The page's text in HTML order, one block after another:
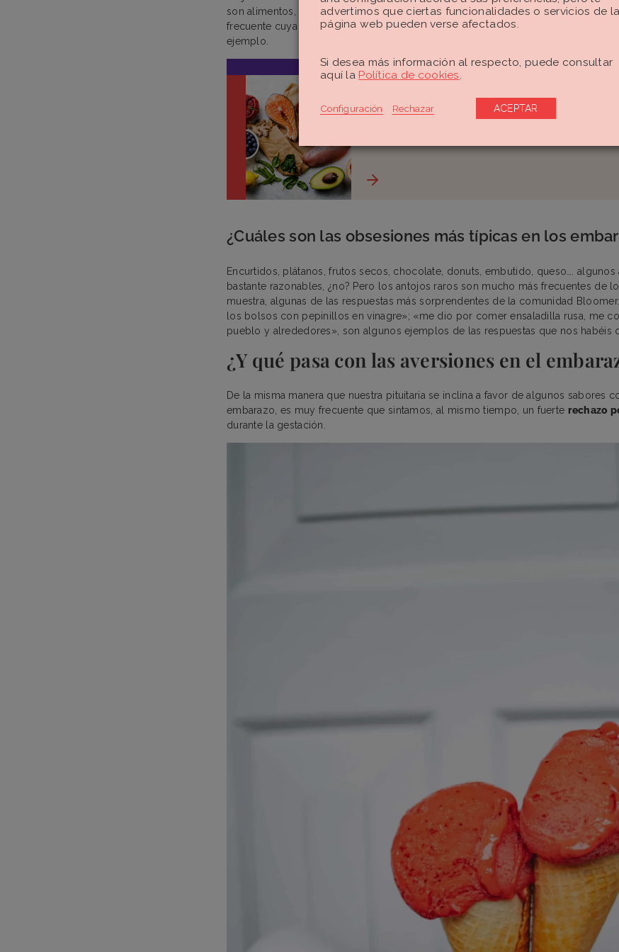
son alimentos, como pasta de dientes, tierra o jabón. Es un tema muy extraño,
frecuente cuya causa suele responder a una deficiencia nutricional como una
ejemplo.
te
Dieta en el embarazo: ¿qué
no debes tomar cuando estás
¿Cuáles son las obsesiones más típicas en los
Encurtidos, plátanos, frutos secos, chocolate, donuts, embutido, queso…. algunos
bastante razonables, ¿no? Pero los antojos raros son mucho más frecuentes de
muestra, algunas de las respuestas más sorprendentes de la comunidad
los bolsos con pepinillos en vinagre»; «me dio por comer ensaladilla rusa, me
pueblo y alrededores», son algunos ejemplos de las respuestas que nos habéis
¿Y qué pasa con las aversiones en el
De la misma manera que nuestra pituitaria se inclina a favor de algunos sabores
embarazo, es muy frecuente que sintamos, al mismo tiempo, un fuerte rechazo
durante la gestación.
advertimos que ciertas funcionalidades o servicios de la
página web pueden verse afectados.
Si desea más información al respecto, puede consultar
aquí la Política de cookies.
Configuración Rechazar ACEPTAR